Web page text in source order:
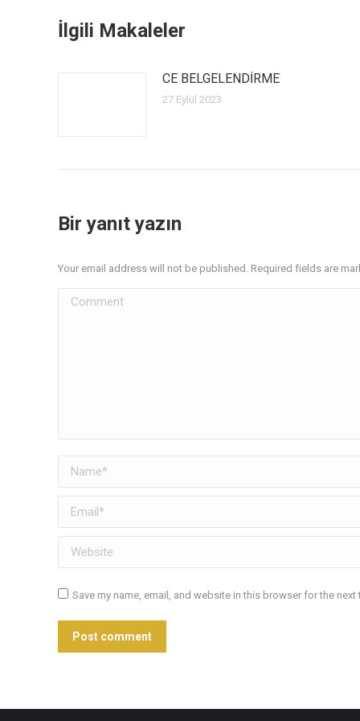
İlgili Makaleler
CE BELGELENDİRME
27 Eylül 2023
Bir yanıt yazın
Your email address will not be published. Required fields are
Comment
Name *
Email *
Website
Save my name, email, and website in this browser for the next
Post comment